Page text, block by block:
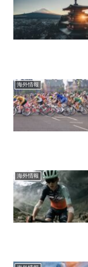
海外情報
海外情報